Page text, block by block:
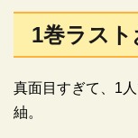
1巻ラス
真面目すぎて、1
紬。